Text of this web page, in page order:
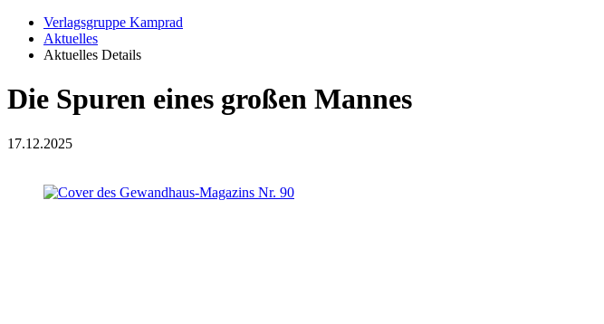
Verlagsgruppe Kamprad
Aktuelles
Aktuelles Details
Die Spuren eines großen Mannes
17.12.2025